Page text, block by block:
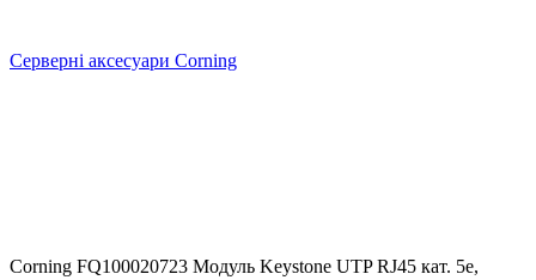
Серверні аксесуари Corning
Corning FQ100020723 Модуль Keystone UTP RJ45 кат. 5e,